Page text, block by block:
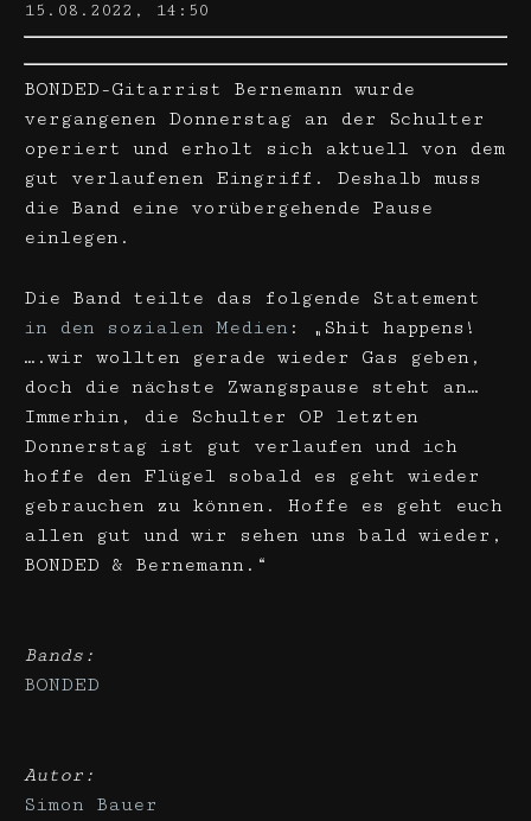
15.08.2022, 14:50
BONDED-Gitarrist Bernemann wurde
vergangenen Donnerstag an der Schulter
operiert und erholt sich aktuell von dem
gut verlaufenen Eingriff. Deshalb muss
die Band eine vorübergehende Pause
einlegen.
Die Band teilte das folgende Statement
in den sozialen Medien : „Shit happens!
….wir wollten gerade wieder Gas geben,
doch die nächste Zwangspause steht an…
Immerhin, die Schulter OP letzten
Donnerstag ist gut verlaufen und ich
hoffe den Flügel sobald es geht wieder
gebrauchen zu können. Hoffe es geht euch
allen gut und wir sehen uns bald wieder,
BONDED & Bernemann.“
Bands:
BONDED
Autor:
Simon Bauer